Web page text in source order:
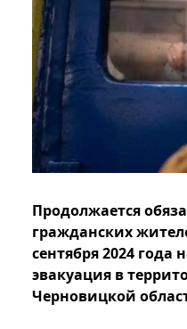
Продолжается
гражданских
сентября 2024 года
эвакуация в
Черновицкой